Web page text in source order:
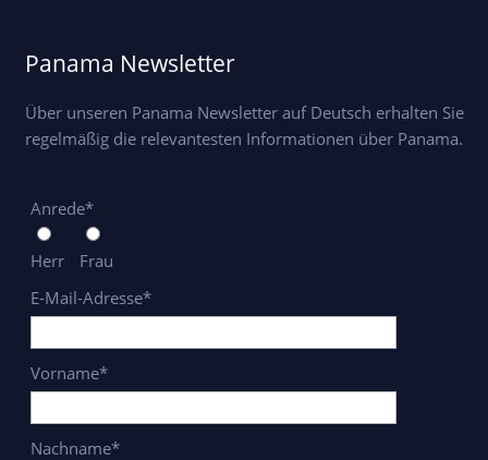
Panama Newsletter
Über unseren Panama Newsletter auf Deutsch erhalten Sie
regelmäßig die relevantesten Informationen über Panama.
Anrede*
Herr
Frau
E-Mail-Adresse*
Vorname*
Nachname*